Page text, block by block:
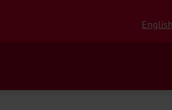
English